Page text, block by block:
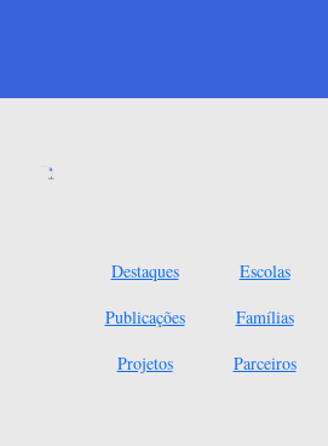
Destaques
Publicações
Projetos
Escolas
Famílias
Parceiros